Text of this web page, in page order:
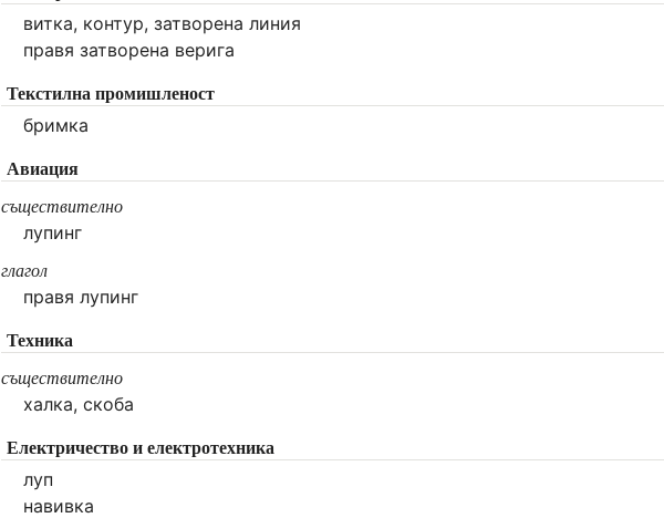
витка, контур, затворена линия
правя затворена верига
Текстилна промишленост
бримка
Авиация
съществително
лупинг
глагол
правя лупинг
Техника
съществително
халка, скоба
Електричество и електротехника
луп
навивка